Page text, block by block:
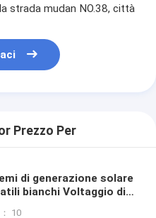
strada mudan NO.38, città
Prezzo Per
di generazione solare
bianchi Voltaggio di
10